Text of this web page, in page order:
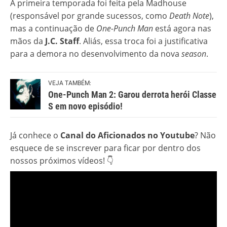
A primeira temporada foi feita pela Madhouse
(responsável por grande sucessos, como Death Note),
mas a continuação de One-Punch Man está agora nas
mãos da J.C. Staff. Aliás, essa troca foi a justificativa
para a demora no desenvolvimento da nova season.
VEJA TAMBÉM:
One-Punch Man 2: Garou derrota herói Classe
S em novo episódio!
Já conhece o Canal do Aficionados no Youtube? Não
esquece de se inscrever para ficar por dentro dos
nossos próximos vídeos! 👇